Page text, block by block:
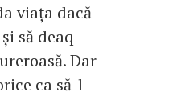
viața dacă
să deaq
Dar
ca să-l